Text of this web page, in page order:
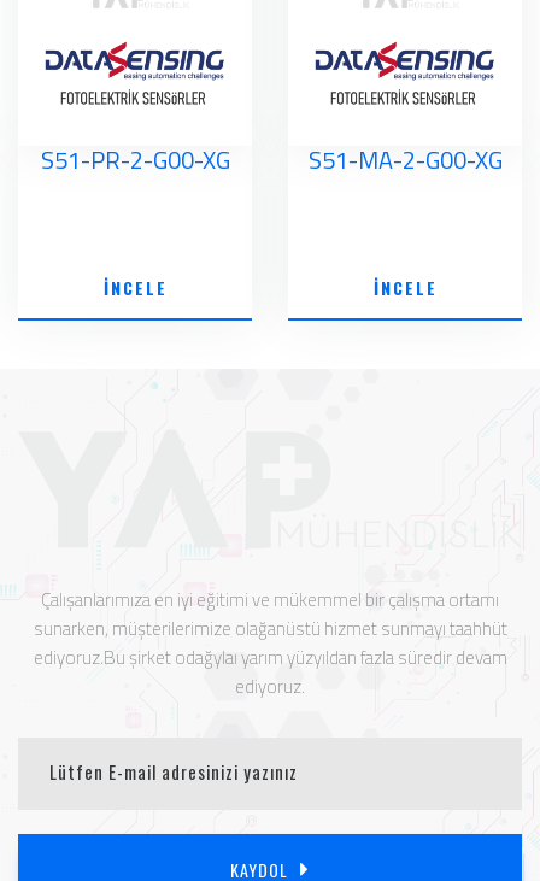
S51-PR-2-G00-XG
İNCELE
S51-MA-2-G00-XG
İNCELE
Çalışanlarımıza en iyi eğitimi ve mükemmel bir çalışma ortamı
sunarken, müşterilerimize olağanüstü hizmet sunmayı taahhüt
ediyoruz.Bu şirket odağylaı yarım yüzyıldan fazla süredir devam
ediyoruz.
KAYDOL